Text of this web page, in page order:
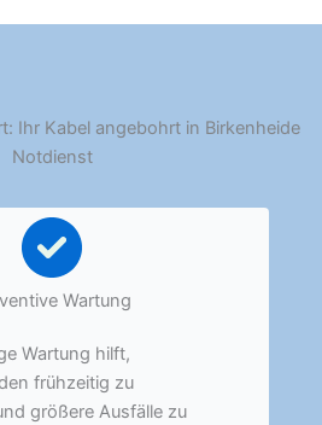
Ihr Kabel angebohrt in Birkenheide
Notdienst
Wartung
Wartung hilft,
frühzeitig zu
größere Ausfälle zu